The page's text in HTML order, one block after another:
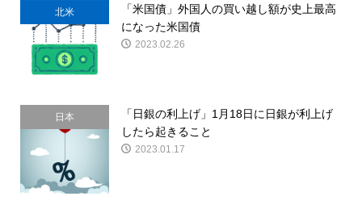
北米
「米国債」外国人の買い越し額が史上最高
になった米国債
2023.02.26
日本
「日銀の利上げ」1月18日に日銀が利上げ
したら起きること
2023.01.17